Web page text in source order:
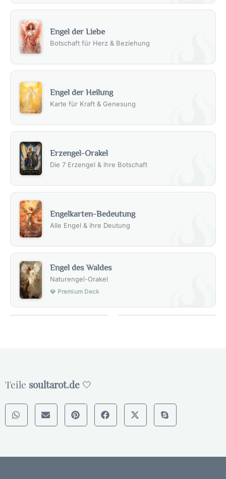
Engel der Liebe
Botschaft für Herz & Beziehung
Engel der Heilung
Karte für Kraft & Genesung
Erzengel-Orakel
Die 7 Erzengel & ihre Botschaft
Engelkarten-Bedeutung
Alle Engel & ihre Deutung
Engel des Waldes
Naturengel-Orakel
💎 Premium Deck
Teile soultarot.de 🤍